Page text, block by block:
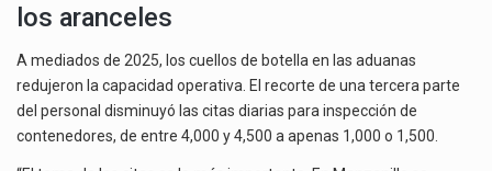
los aranceles
A mediados de 2025, los cuellos de botella en las aduanas
redujeron la capacidad operativa. El recorte de una tercera parte
del personal disminuyó las citas diarias para inspección de
contenedores, de entre 4,000 y 4,500 a apenas 1,000 o 1,500.